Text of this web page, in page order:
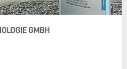
GMBH